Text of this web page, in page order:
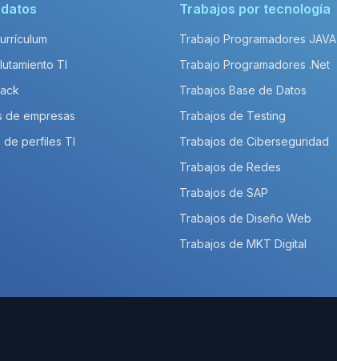
TI
de empresas
de perfiles TI
Trabajos por tecnología
Trabajo Programadores JAVA
Trabajo Programadores .Net
Trabajos Base de Datos
Trabajos de Testing
Trabajos de Ciberseguridad
Trabajos de Redes
Trabajos de SAP
Trabajos de Diseño Web
Trabajos de MKT Digital